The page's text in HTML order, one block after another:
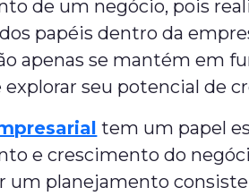
de um negócio, pois
papéis dentro da
apenas se mantém em
explorar seu potencial de
tem um papel
e crescimento do
um planejamento